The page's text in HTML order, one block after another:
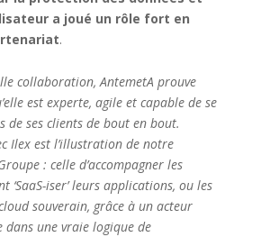
a joué un rôle fort en
.
collaboration, AntemetA prouve
est experte, agile et capable de se
de ses clients de bout en bout.
Ilex est l’illustration de notre
: celle d’accompagner les
‘SaaS-iser’ leurs applications, ou les
souverain, grâce à un acteur
dans une vraie logique de